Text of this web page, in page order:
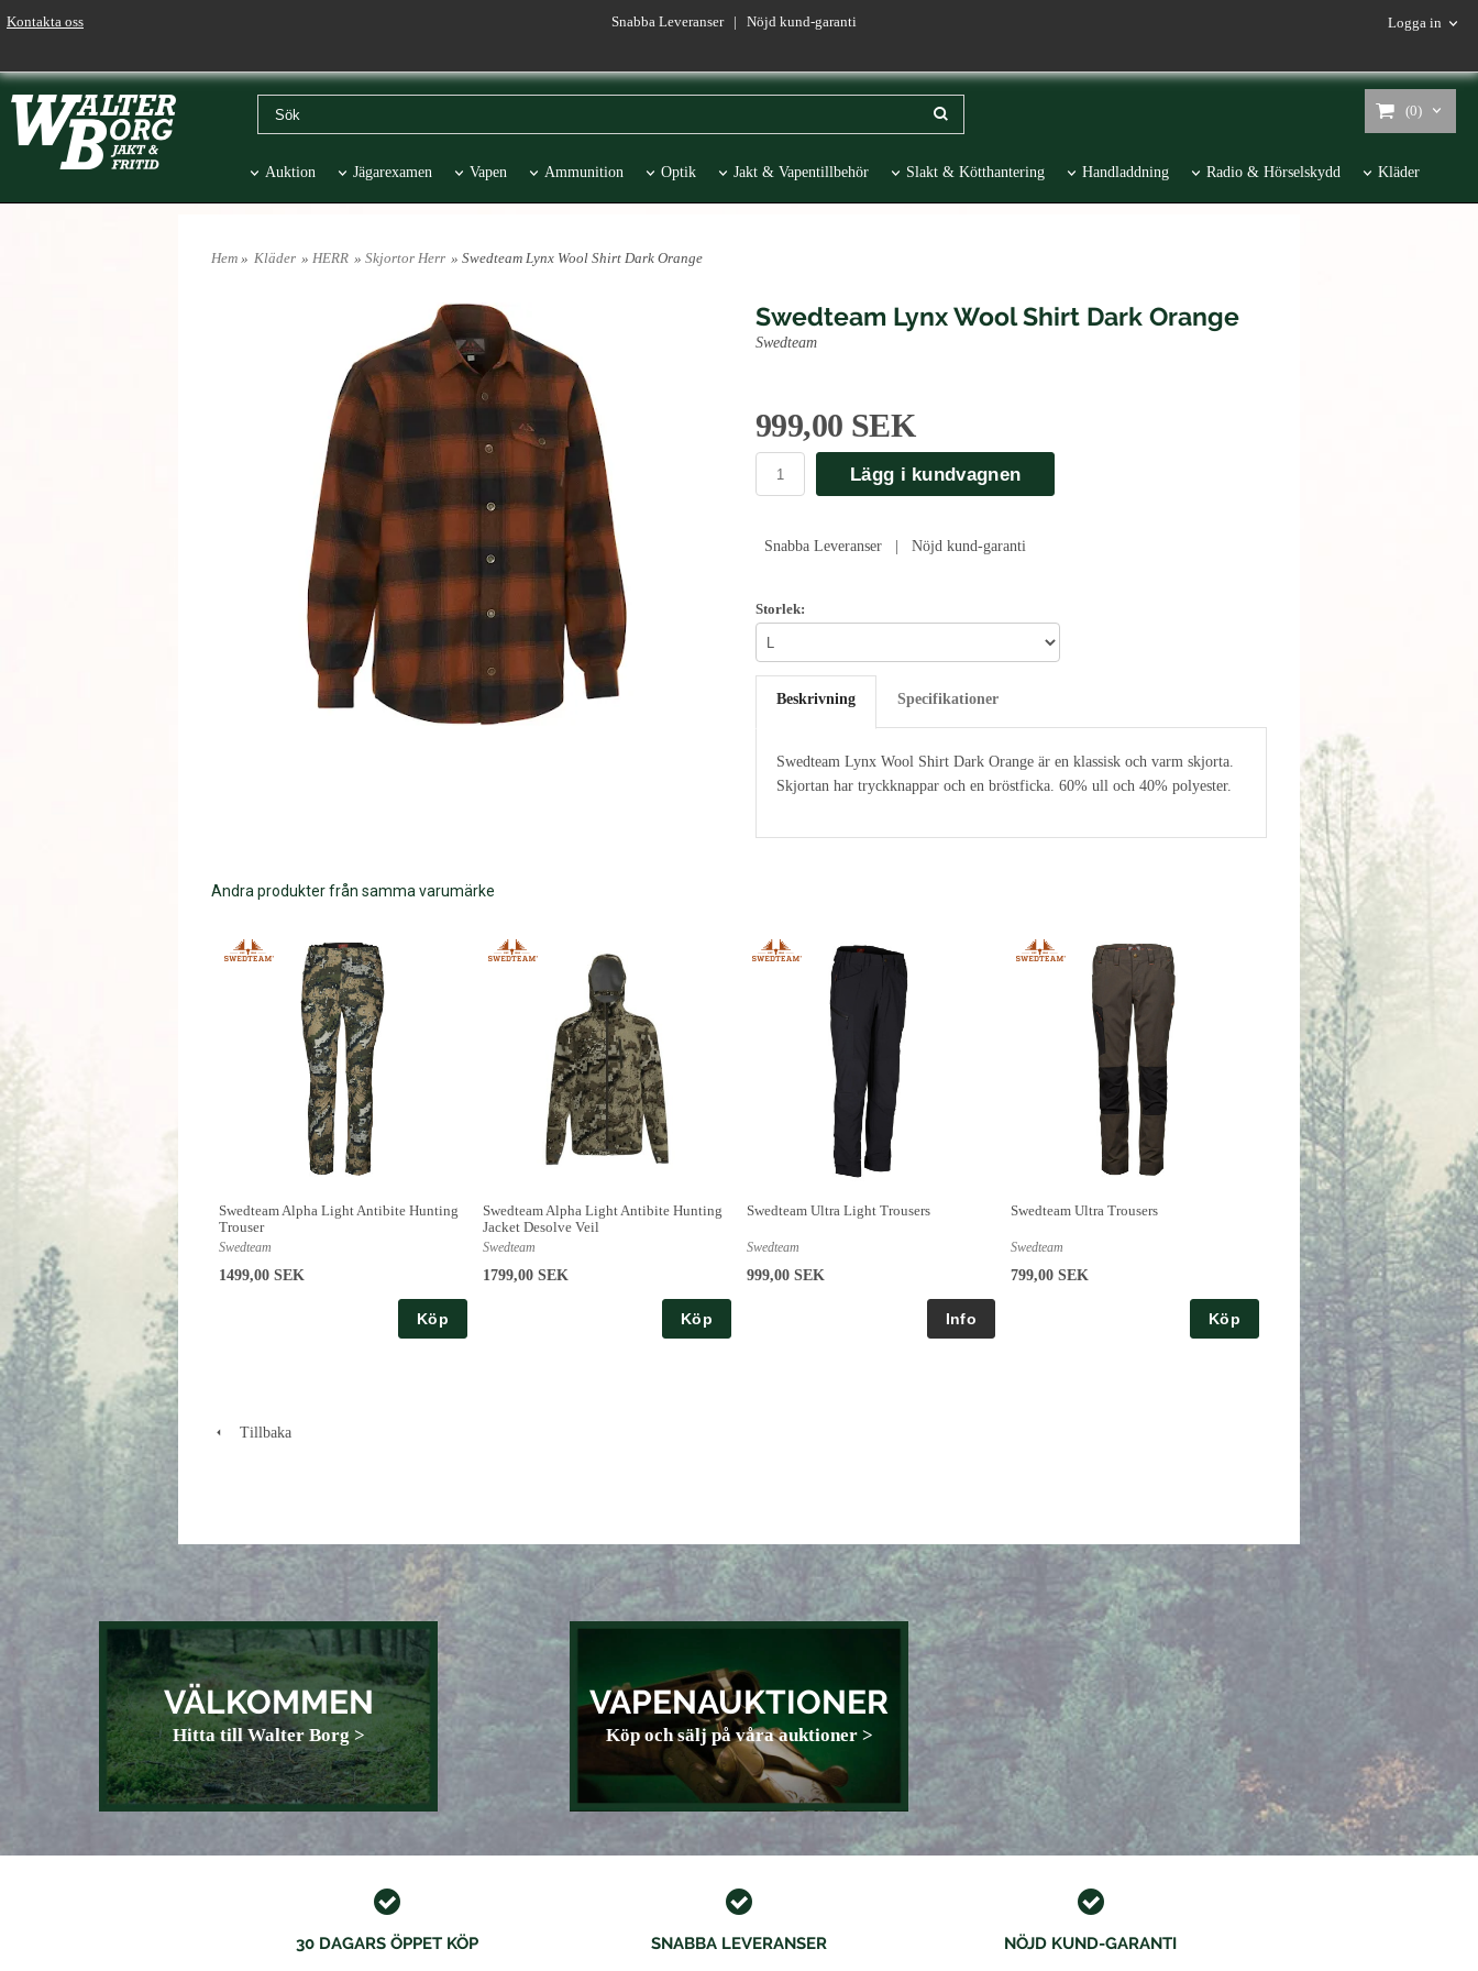
Kontakta oss Snabba Leveranser | Nöjd kund-garanti Logga in
(0)
Auktion Jägarexamen Vapen Ammunition Optik Jakt & Vapentillbehör Slakt & Kötthantering Handladdning Radio & Hörselskydd Kläder
Hem » Kläder » HERR » Skjortor Herr » Swedteam Lynx Wool Shirt Dark Orange
Swedteam Lynx Wool Shirt Dark Orange
Swedteam
999,00 SEK
Lägg i kundvagnen
Snabba Leveranser | Nöjd kund-garanti
Storlek:
Beskrivning Specifikationer
Swedteam Lynx Wool Shirt Dark Orange är en klassisk och varm skjorta.
Skjortan har tryckknappar och en bröstficka. 60% ull och 40% polyester.
Andra produkter från samma varumärke
Swedteam Alpha Light Antibite Hunting
Trouser
Swedteam
1499,00 SEK
Köp
Swedteam Alpha Light Antibite Hunting
Jacket Desolve Veil
Swedteam
1799,00 SEK
Köp
Swedteam Ultra Light Trousers
Swedteam
999,00 SEK
Swedteam Ultra Trousers
Swedteam
799,00 SEK
Köp
Tillbaka
VÄLKOMMEN
Hitta till Walter Borg >
VAPENAUKTIONER
Köp och sälj på våra auktioner >
30 DAGARS ÖPPET KÖP SNABBA LEVERANSER NÖJD KUND-GARANTI